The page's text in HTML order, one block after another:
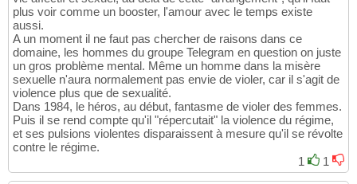
plus voir comme un booster, l'amour avec le temps existe
aussi.
A un moment il ne faut pas chercher de raisons dans ce
domaine, les hommes du groupe Telegram en question on juste
un gros problème mental. Même un homme dans la misère
sexuelle n'aura normalement pas envie de violer, car il s'agit de
violence plus que de sexualité.
Dans 1984, le héros, au début, fantasme de violer des femmes.
Puis il se rend compte qu'il "répercutait" la violence du régime,
et ses pulsions violentes disparaissent à mesure qu'il se révolte
contre le régime.
1
1